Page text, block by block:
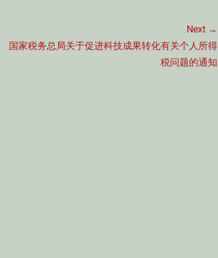
Next →
Next
国家税务总局关于促进科技成果转化有关个人所得
税问题的通知